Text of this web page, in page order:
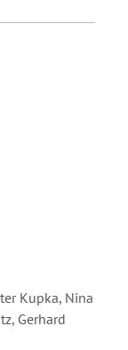
Kupka, Nina
Gerhard